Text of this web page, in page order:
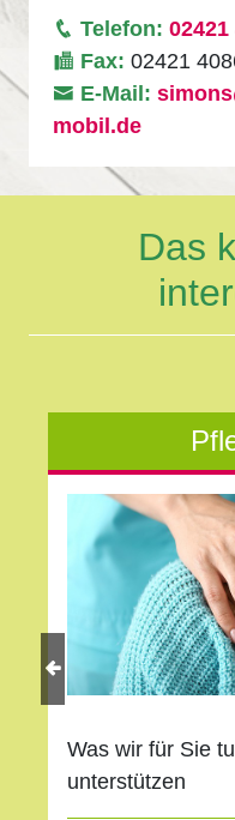
Telefon: 02421
Fax: 02421
E-Mail:
mobil.de
Das
Was wir für Sie
unterstützen